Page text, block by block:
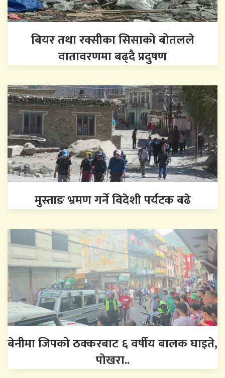
बियर तथा रक्सीका सिसाको बोतलले
वातावरणमा बढ्दै प्रदुषण
मुस्ताङ भ्रमण गर्ने विदेशी पर्यटक बढे
बेनीमा जिपको ठक्करबाट ६ वर्षीय बालक घाइते,
पोखरा..